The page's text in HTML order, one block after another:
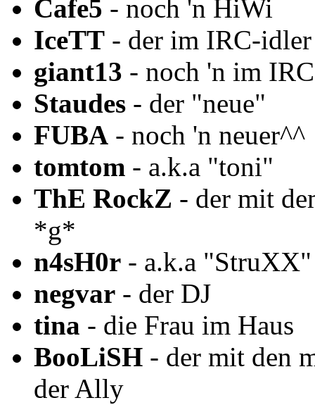
Cafe5 - noch 'n HiWi
IceTT - der im IRC-idler
giant13 - noch 'n im
Staudes - der "neue"
FUBA - noch 'n neuer^^
tomtom - a.k.a "toni"
ThE RockZ - der mit
*g*
n4sH0r - a.k.a "StruXX"
negvar - der DJ
tina - die Frau im Haus
BooLiSH - der mit den
der Ally